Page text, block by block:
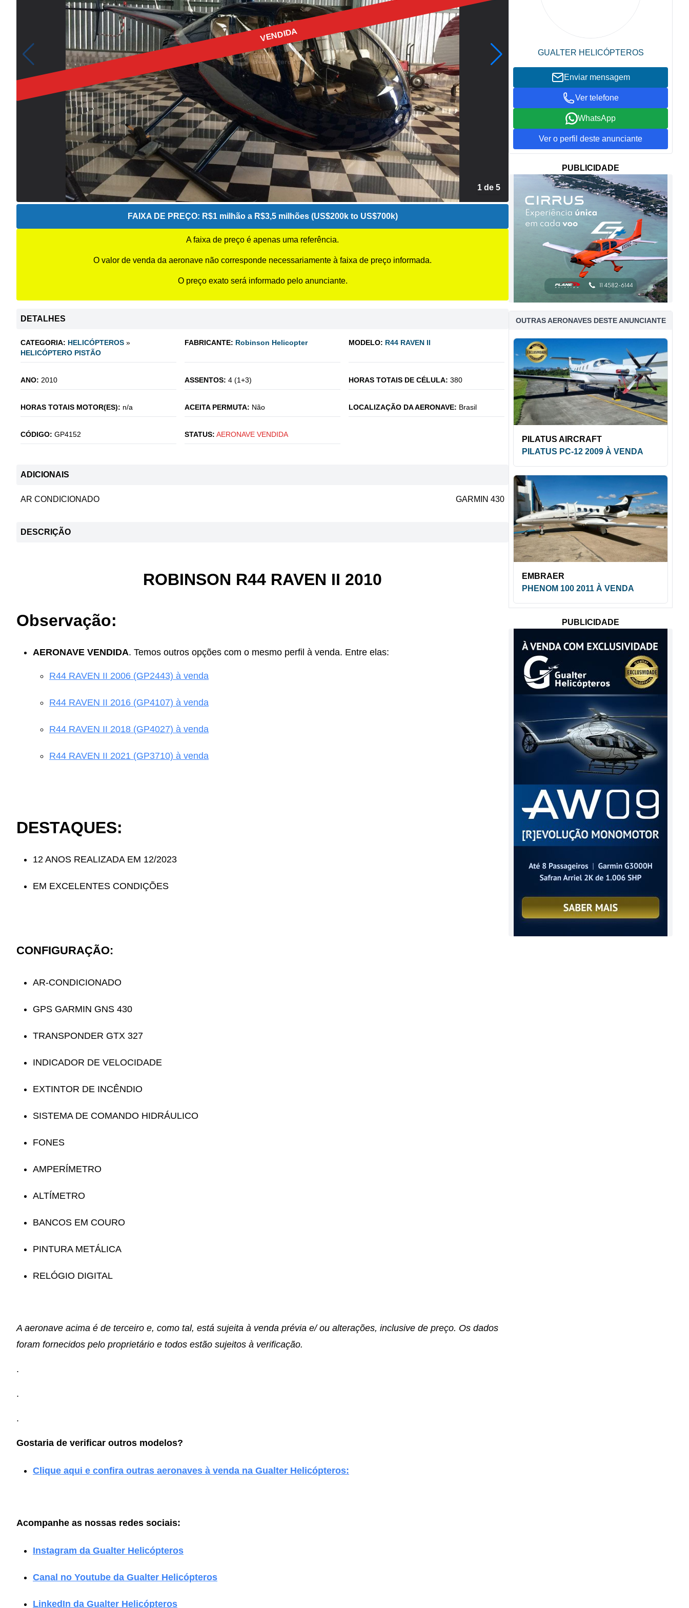
VENDIDA
2 de 5
FAIXA DE PREÇO: R$1 milhão a R$3,5 milhões (US$200k to US$700k)
A faixa de preço é apenas uma referência.
O valor de venda da aeronave não corresponde necessariamente à faixa de preço informada.
O preço exato será informado pelo anunciante.
DETALHES
CATEGORIA: HELICÓPTEROS »
HELICÓPTERO PISTÃO
FABRICANTE: Robinson Helicopter MODELO: R44 RAVEN II
ANO: 2010 ASSENTOS: 4 (1+3) HORAS TOTAIS DE CÉLULA: 380
HORAS TOTAIS MOTOR(ES): n/a ACEITA PERMUTA: Não LOCALIZAÇÃO DA AERONAVE: Brasil
CÓDIGO: GP4152 STATUS: AERONAVE VENDIDA
ADICIONAIS
AR CONDICIONADO GARMIN 430
DESCRIÇÃO
ROBINSON R44 RAVEN II 2010
Observação:
AERONAVE VENDIDA. Temos outros opções com o mesmo perfil à venda. Entre elas:
R44 RAVEN II 2006 (GP2443) à venda
R44 RAVEN II 2016 (GP4107) à venda
R44 RAVEN II 2018 (GP4027) à venda
R44 RAVEN II 2021 (GP3710) à venda
DESTAQUES:
12 ANOS REALIZADA EM 12/2023
EM EXCELENTES CONDIÇÕES
CONFIGURAÇÃO:
AR-CONDICIONADO
GPS GARMIN GNS 430
TRANSPONDER GTX 327
INDICADOR DE VELOCIDADE
EXTINTOR DE INCÊNDIO
SISTEMA DE COMANDO HIDRÁULICO
FONES
AMPERÍMETRO
ALTÍMETRO
BANCOS EM COURO
PINTURA METÁLICA
RELÓGIO DIGITAL
A aeronave acima é de terceiro e, como tal, está sujeita à venda prévia e/ ou alterações, inclusive de preço. Os dados
foram fornecidos pelo proprietário e todos estão sujeitos à verificação.
.
.
.
Gostaria de verificar outros modelos?
Clique aqui e confira outras aeronaves à venda na Gualter Helicópteros:
Acompanhe as nossas redes sociais:
Instagram da Gualter Helicópteros
Canal no Youtube da Gualter Helicópteros
LinkedIn da Gualter Helicópteros
GUALTER HELICÓPTEROS
Enviar mensagem
Ver telefone
WhatsApp
Ver o perfil deste anunciante
PUBLICIDADE
OUTRAS AERONAVES DESTE ANUNCIANTE
PILATUS AIRCRAFT
PILATUS PC-12 2009 À VENDA
EMBRAER
PHENOM 100 2011 À VENDA
PUBLICIDADE